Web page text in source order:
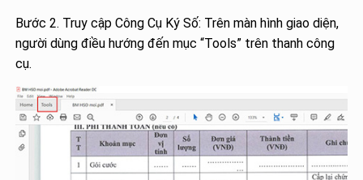
Bước 2. Truy cập Công Cụ Ký Số: Trên màn hình giao diện,
người dùng điều hướng đến mục “Tools” trên thanh công
cụ.